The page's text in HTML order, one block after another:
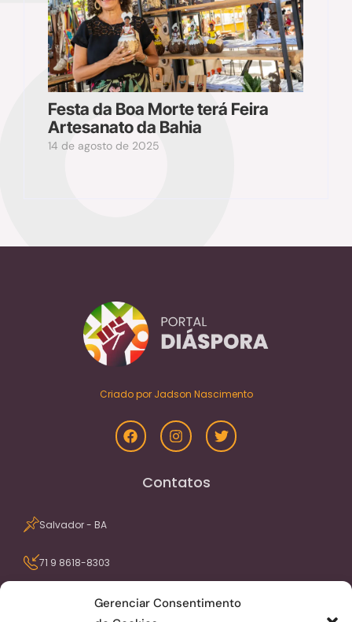
Gerenciar Consentimento
Festa da Boa Morte terá Feira
Artesanato da Bahia
14 de agosto de 2025
Criado por Jadson Nascimento
Contatos
Salvador - BA
71 9 8618-8303
contato@portaldiaspora.com.br